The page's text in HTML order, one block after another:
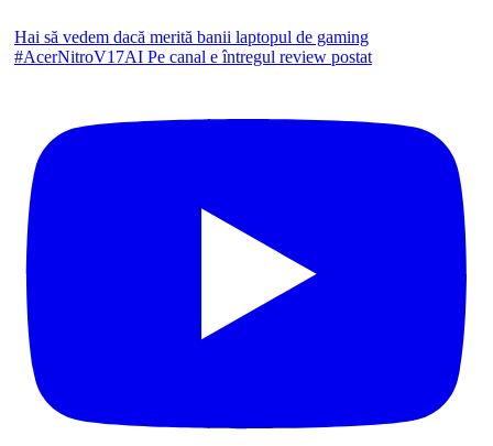
Hai să vedem dacă merită banii laptopul de gaming
#AcerNitroV17AI Pe canal e întregul review postat